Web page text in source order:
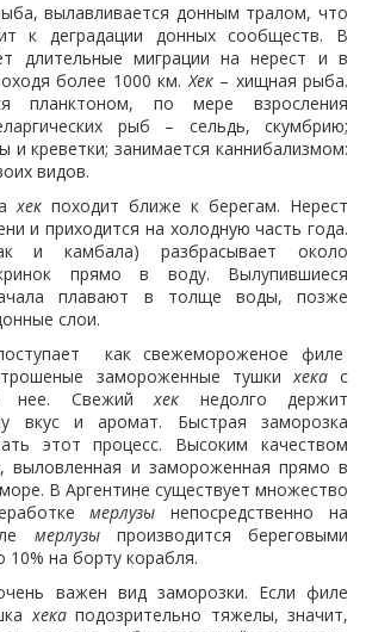
вылавливается донным тралом, что
к деградации донных сообществ. В
длительные миграции на нерест и в
более 1000 км.Хек– хищная рыба.
планктоном, по мере взросления
рыб – сельдь, скумбрию;
и креветки; занимается каннибализмом:
видов.
хек походит ближе к берегам. Нерест
и приходится на холодную часть года.
и камбала) разбрасывает около
прямо в воду. Вылупившиеся
плавают в толще воды, позже
слои.
как свежемороженое филе
замороженные тушкихекас
нее. Свежийхек недолго держит
вкус и аромат. Быстрая заморозка
этот процесс. Высоким качеством
, выловленная и замороженная прямо в
В Аргентине существует множество
мерлузы непосредственно на
мерлузыпроизводится береговыми
10% на борту корабля.
важен вид заморозки. Если филе
хекаподозрительно тяжелы, значит,